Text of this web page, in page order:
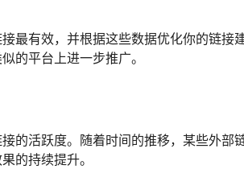
最有效，并根据这些数据优化你的链接
的平台上进一步推广。
的活跃度。随着时间的推移，某些外部
的持续提升。